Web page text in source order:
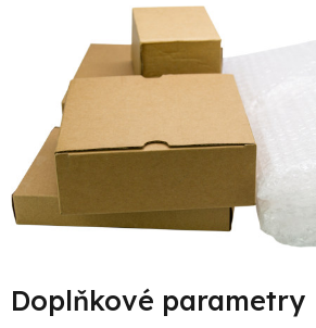
Doplňkové parametry